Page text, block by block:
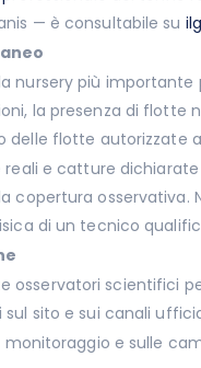
— è consultabile su
nursery più
la presenza di
delle flotte autorizzate
e catture
copertura osservativa.
di un tecnico
osservatori scientifici
sito e sui canali
e sulle